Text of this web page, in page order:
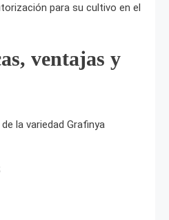
para su cultivo en el
ventajas y
la variedad Grafinya